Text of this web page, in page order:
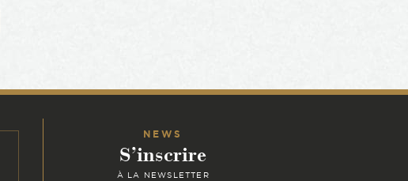
NEWS
S’inscrire
À LA NEWSLETTER